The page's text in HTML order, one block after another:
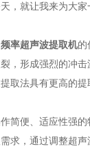
，就让我来为大家
率超声波提取机的
，形成强烈的冲
取法具有更高的
便、适应性强的
求，通过调整超